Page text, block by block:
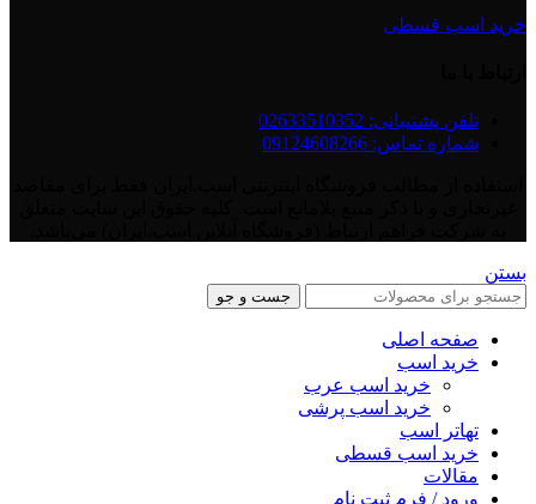
خرید اسب قسطی
تلفن پشتیبانی: 02633510352
شماره تماس: 09124608266
بستن
جست و جو
صفحه اصلی
خرید اسب
خرید اسب عرب
خرید اسب پرشی
تهاتر اسب
خرید اسب قسطی
مقالات
ورود / فرم ثبت نام